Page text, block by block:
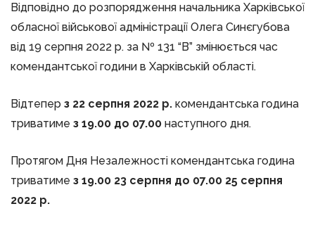
Відповідно до розпорядження начальника Харківської
обласної військової адміністрації Олега Синєгубова
від 19 серпня 2022 р. за № 131 “В” змінюється час
комендантської години в Харківській області.
Відтепер з 22 серпня 2022 р. комендантська година
триватиме з 19.00 до 07.00 наступного дня.
Протягом Дня Незалежності комендантська година
триватиме з 19.00 23 серпня до 07.00 25 серпня
2022 р.